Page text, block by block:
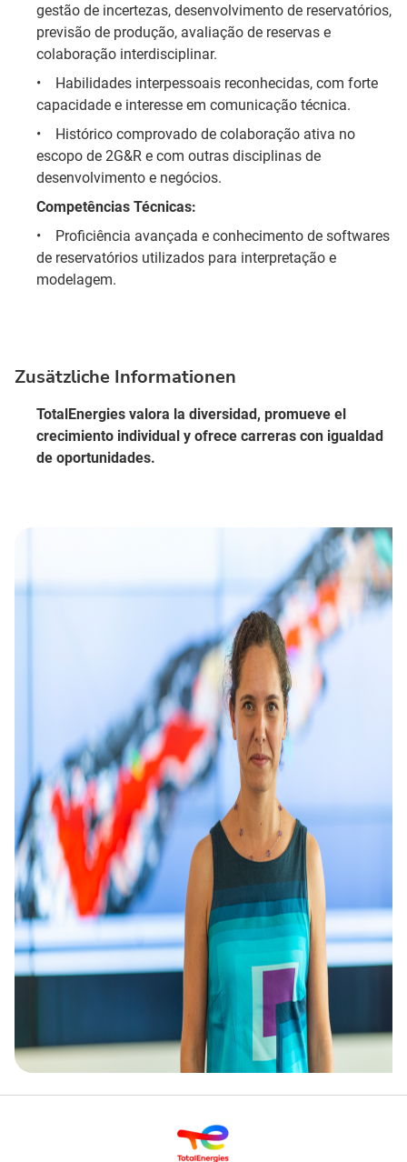
gestão de incertezas, desenvolvimento de reservatórios,
previsão de produção, avaliação de reservas e
colaboração interdisciplinar.
•
Habilidades interpessoais reconhecidas, com forte
capacidade e interesse em comunicação técnica.
•
Histórico comprovado de colaboração ativa no
escopo de 2G&R e com outras disciplinas de
desenvolvimento e negócios.
Competências Técnicas:
•
Proficiência avançada e conhecimento de softwares
de reservatórios utilizados para interpretação e
modelagem.
Zusätzliche Informationen
TotalEnergies valora la diversidad, promueve el
crecimiento individual y ofrece carreras con igualdad
de oportunidades.